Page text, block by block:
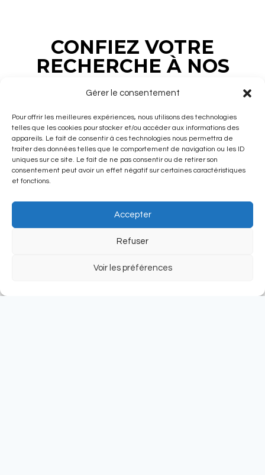
Gérer le consentement
Pour offrir les meilleures expériences, nous utilisons des technologies
telles que les cookies pour stocker et/ou accéder aux informations des
appareils. Le fait de consentir à ces technologies nous permettra de
traiter des données telles que le comportement de navigation ou les ID
uniques sur ce site. Le fait de ne pas consentir ou de retirer son
consentement peut avoir un effet négatif sur certaines caractéristiques
et fonctions.
Accepter
Refuser
Voir les préférences
CONFIEZ VOTRE
RECHERCHE À NOS
EXPERTS
Chasse de tête
Nouvelles technologies